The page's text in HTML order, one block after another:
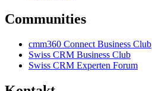
Communities
cmm360 Connect Business Club
Swiss CRM Business Club
Swiss CRM Experten Forum